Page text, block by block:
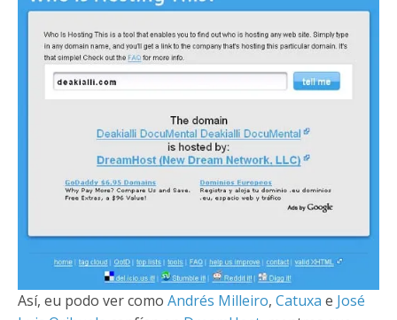
Así, eu podo ver como Andrés Milleiro, Catuxa e José